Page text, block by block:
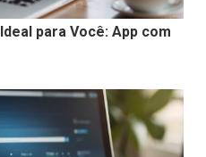
para Você: App com